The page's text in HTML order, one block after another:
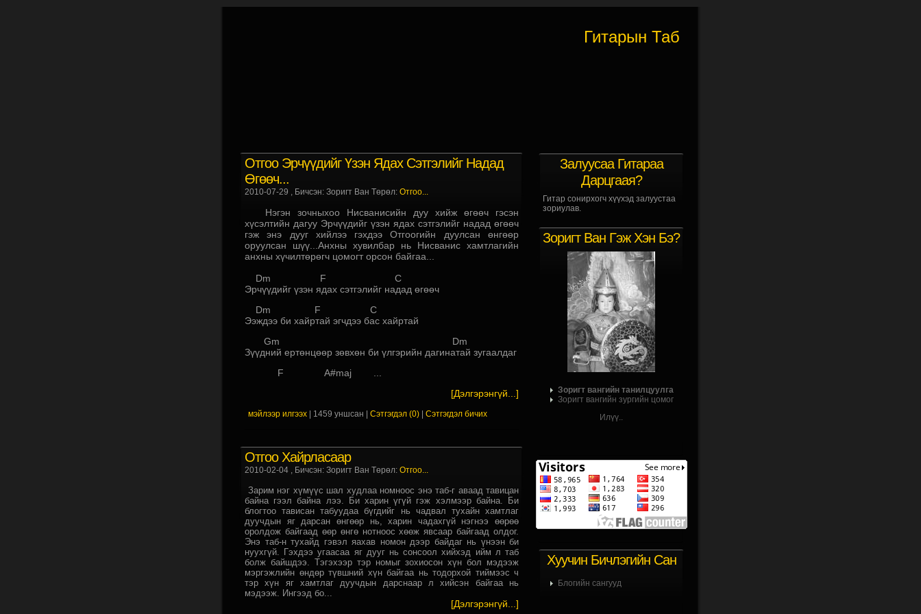
Гитарын Таб
Залуусаа Гитараа
Дарцгаая?
Гитар сонирхогч хүүхэд залуустаа
зориулав.
Зоригт Ван Гэж Хэн Бэ?
Зоригт вангийн танилцуулга
Зоригт вангийн зургийн цомог
Илүү..
Хуучин Бичлэгийн Сан
Блогийн сангууд
Отгоо Эрчүүдийг Үзэн Ядах Сэтгэлийг Надад
Өгөөч...
2010-07-29 , Бичсэн: Зоригт Ван Төрөл: Отгоо...
Нэгэн зочныхоо Нисванисийн дуу хийж өгөөч гэсэн
хүсэлтийн дагуу Эрчүүдийг үзэн ядах сэтгэлийг надад өгөөч
гэж энэ дууг хийлээ гэхдээ Отгоогийн дуулсан өнгөөр
оруулсан шүү...Анхны хувилбар нь Нисванис хамтлагийн
анхны хүчилтөрөгч цомогт орсон байгаа...
Dm F C
Эрчүүдийг үзэн ядах сэтгэлийг надад өгөөч
Dm F C
Ээждээ би хайртай эгчдээ бас хайртай
Gm Dm
Зүүдний ертөнцөөр зөвхөн би үлгэрийн дагинатай зугаалдаг
F A#maj ...
[Дэлгэрэнгүй...]
мэйлээр илгээх | 1459 уншсан | Сэтгэгдэл (0) Сэтгэгдэл бичих
Отгоо Хайрласаар
2010-02-04 , Бичсэн: Зоригт Ван Төрөл: Отгоо...
Зарим нэг хүмүүс шал худлаа номноос энэ таб-г аваад тавицан
байна гээл байна лээ. Би харин үгүй гэж хэлмээр байна. Би
блогтоо тависан табуудаа бүгдийг нь чадвал тухайн хамтлаг
дуучдын яг дарсан өнгөөр нь, харин чадахгүй нэгнээ өөрөө
оролдож байгаад өөр өнгө нотноос хөөж явсаар байгаад олдог.
Энэ таб-н тухайд гэвэл яахав номон дээр байдаг нь үнээн би
нуухгүй. Гэхдээ угаасаа яг дууг нь сонсоол хийхэд ийм л таб
болж байшдээ. Тэгэхээр тэр номыг зохиосон хүн бол мэдээж
мэргэжлийн өндөр түвшний хүн байгаа нь тодорхой тиймээс ч
тэр хүн яг хамтлаг дуучдын дарснаар л хийсэн байгаа нь
мэдээж. Ингээд бо...
[Дэлгэрэнгүй...]